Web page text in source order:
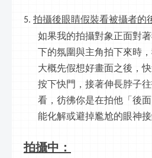
拍攝後眼睛假裝看被攝者的
如果我的拍攝對象正面對
下的氛圍與主角拍下來時
大概先假想好畫面之後，
按下快門，接著伸長脖子
看，彷彿你是在拍他「後
能化解或避掉尷尬的眼神接
拍攝中：